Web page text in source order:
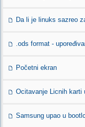
Da li je linuks sazreo
.ods format -
Početni ekran
Ocitavanje Licnih karti
Samsung upao u